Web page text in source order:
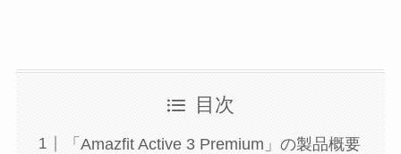
目次
「Amazfit Active 3 Premium」の製品概要